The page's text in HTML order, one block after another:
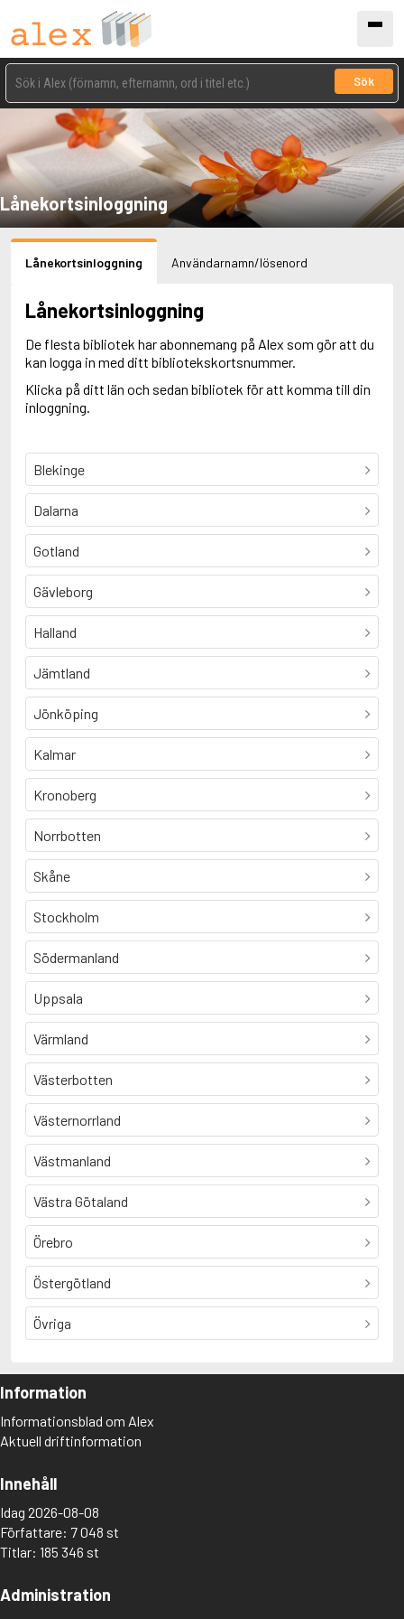
Sök
Lånekortsinloggning
Lånekortsinloggning Användarnamn/lösenord
Lånekortsinloggning
De flesta bibliotek har abonnemang på Alex som gör att du
kan logga in med ditt bibliotekskortsnummer.
Klicka på ditt län och sedan bibliotek för att komma till din
inloggning.
Blekinge
Dalarna
Gotland
Gävleborg
Halland
Jämtland
Jönköping
Kalmar
Kronoberg
Norrbotten
Skåne
Stockholm
Södermanland
Uppsala
Värmland
Västerbotten
Västernorrland
Västmanland
Västra Götaland
Örebro
Östergötland
Övriga
Information
Informationsblad om Alex
Aktuell driftinformation
Innehåll
Idag 2026-08-08
Författare: 7 048 st
Titlar: 185 346 st
Administration